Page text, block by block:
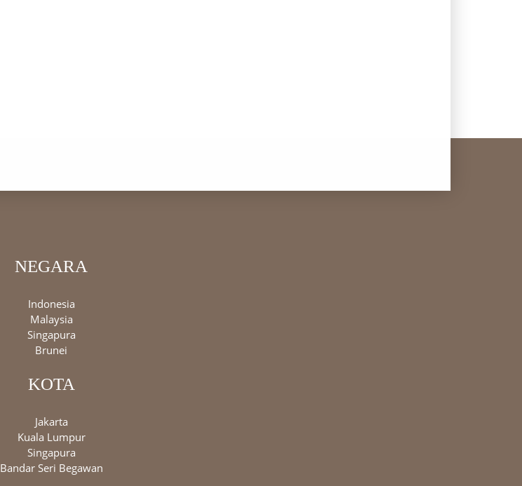
NEGARA
Indonesia
Malaysia
Singapura
Brunei
KOTA
Jakarta
Kuala Lumpur
Singapura
Bandar Seri Begawan